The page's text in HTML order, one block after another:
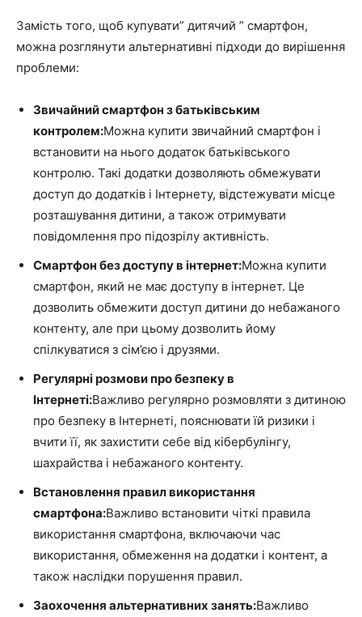
Замість того, щоб купувати” дитячий ” смартфон,
можна розглянути альтернативні підходи до вирішення
проблеми:
Звичайний смартфон з батьківським
контролем:Можна купити звичайний смартфон і
встановити на нього додаток батьківського
контролю. Такі додатки дозволяють обмежувати
доступ до додатків і Інтернету, відстежувати місце
розташування дитини, а також отримувати
повідомлення про підозрілу активність.
Смартфон без доступу в інтернет:Можна купити
смартфон, який не має доступу в інтернет. Це
дозволить обмежити доступ дитини до небажаного
контенту, але при цьому дозволить йому
спілкуватися з сім’єю і друзями.
Регулярні розмови про безпеку в
Інтернеті:Важливо регулярно розмовляти з дитиною
про безпеку в Інтернеті, пояснювати їй ризики і
вчити її, як захистити себе від кібербулінгу,
шахрайства і небажаного контенту.
Встановлення правил використання
смартфона:Важливо встановити чіткі правила
використання смартфона, включаючи час
використання, обмеження на додатки і контент, а
також наслідки порушення правил.
Заохочення альтернативних занять:Важливо